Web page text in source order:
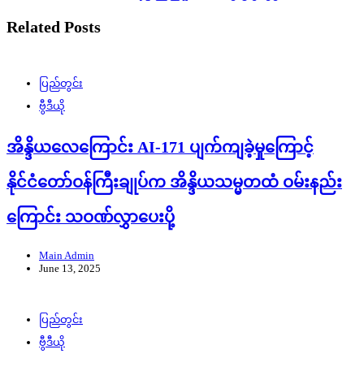
Related Posts
ပြည်တွင်း
ဗွီဒီယို
အိန္ဒိယလေကြောင်း AI-171 ပျက်ကျခဲ့မှုကြောင့်
နိုင်ငံတော်ဝန်ကြီးချုပ်က အိန္ဒိယသမ္မတထံ ဝမ်းနည်း
ကြောင်း သဝဏ်လွှာပေးပို့
Main Admin
June 13, 2025
ပြည်တွင်း
ဗွီဒီယို